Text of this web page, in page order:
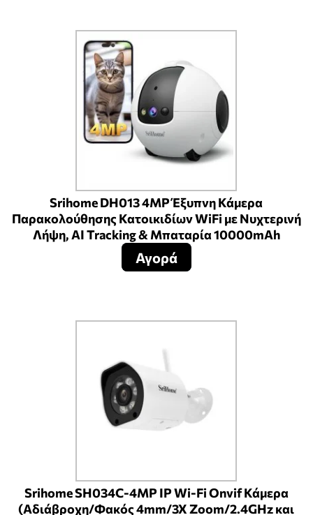
Srihome DH013 4MP Έξυπνη Κάμερα
Παρακολούθησης Κατοικιδίων WiFi με Νυχτερινή
Λήψη, AI Tracking & Μπαταρία 10000mAh
Αγορά
Srihome SH034C-4MP IP Wi-Fi Onvif Κάμερα
(Αδιάβροχη/Φακός 4mm/3X Zoom/2.4GHz και